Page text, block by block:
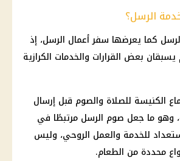
الرسل؟
كما يعرضها سفر أعمال الرسل، إذ
بعض القرارات والخدمات الكرازية
الكنيسة للصلاة والصوم قبل إرسال
وهو ما جعل صوم الرسل مرتبطًا في
للخدمة والعمل الروحي، وليس
محددة من الطعام.